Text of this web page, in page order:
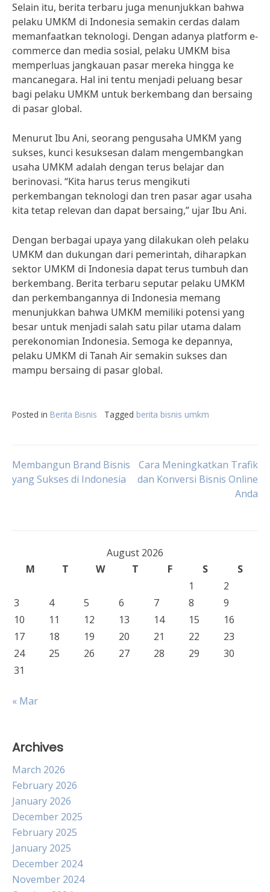
Selain itu, berita terbaru juga menunjukkan bahwa
pelaku UMKM di Indonesia semakin cerdas dalam
memanfaatkan teknologi. Dengan adanya platform e-
commerce dan media sosial, pelaku UMKM bisa
memperluas jangkauan pasar mereka hingga ke
mancanegara. Hal ini tentu menjadi peluang besar
bagi pelaku UMKM untuk berkembang dan bersaing
di pasar global.
Menurut Ibu Ani, seorang pengusaha UMKM yang
sukses, kunci kesuksesan dalam mengembangkan
usaha UMKM adalah dengan terus belajar dan
berinovasi. “Kita harus terus mengikuti
perkembangan teknologi dan tren pasar agar usaha
kita tetap relevan dan dapat bersaing,” ujar Ibu Ani.
Dengan berbagai upaya yang dilakukan oleh pelaku
UMKM dan dukungan dari pemerintah, diharapkan
sektor UMKM di Indonesia dapat terus tumbuh dan
berkembang. Berita terbaru seputar pelaku UMKM
dan perkembangannya di Indonesia memang
menunjukkan bahwa UMKM memiliki potensi yang
besar untuk menjadi salah satu pilar utama dalam
perekonomian Indonesia. Semoga ke depannya,
pelaku UMKM di Tanah Air semakin sukses dan
mampu bersaing di pasar global.
Posted in Berita Bisnis Tagged berita bisnis umkm
Post
Membangun Brand Bisnis
yang Sukses di Indonesia
Cara Meningkatkan Trafik
dan Konversi Bisnis Online
Anda
August 2026
M
T W T F S
S
1
2
3
4 5 6 7 8
9
10
11 12 13 14 15
16
17
18 19 20 21 22
23
24
25 26 27 28 29
30
31
« Mar
Archives
March 2026
February 2026
January 2026
December 2025
February 2025
January 2025
December 2024
November 2024